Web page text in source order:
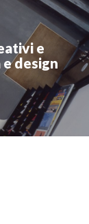
e
design